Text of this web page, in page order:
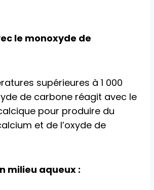
le monoxyde de
supérieures à 1 000
de carbone réagit avec le
pour produire du
et de l’oxyde de
milieu aqueux :